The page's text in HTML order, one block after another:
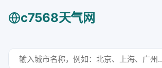
c7568天气网